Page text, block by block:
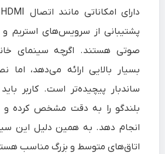
پشتیبانی از سرویس‌های استریم
صوتی هستند. اگرچه سینمای
بسیار بالایی ارائه می‌دهد،
ساندبار پیچیده‌تر است. کاربر
بلندگو را به دقت مشخص کرده
انجام دهد. به همین دلیل این
اتاق‌های متوسط و بزرگ مناسب